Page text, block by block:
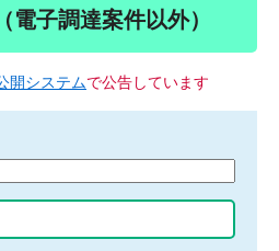
電子調達案件以外）
開システムで公告しています